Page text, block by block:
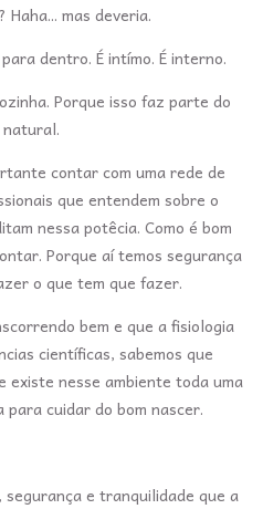
Haha... mas deveria.
dentro. É intímo. É interno.
Porque isso faz parte do
contar com uma rede de
que entendem sobre o
nessa potêcia. Como é bom
Porque aí temos segurança
o que tem que fazer.
bem e que a fisiologia
científicas, sabemos que
existe nesse ambiente toda uma
cuidar do bom nascer.
e tranquilidade que a